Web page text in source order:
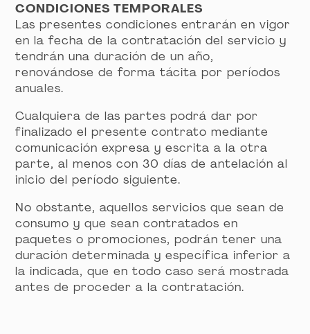
CONDICIONES TEMPORALES
Las presentes condiciones entrarán en vigor
en la fecha de la contratación del servicio y
tendrán una duración de un año,
renovándose de forma tácita por períodos
anuales.
Cualquiera de las partes podrá dar por
finalizado el presente contrato mediante
comunicación expresa y escrita a la otra
parte, al menos con 30 días de antelación al
inicio del período siguiente.
No obstante, aquellos servicios que sean de
consumo y que sean contratados en
paquetes o promociones, podrán tener una
duración determinada y específica inferior a
la indicada, que en todo caso será mostrada
antes de proceder a la contratación.